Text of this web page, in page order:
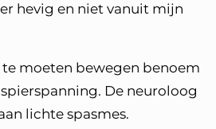
hevig en niet vanuit mijn
te moeten bewegen benoem
De neuroloog
lichte spasmes.